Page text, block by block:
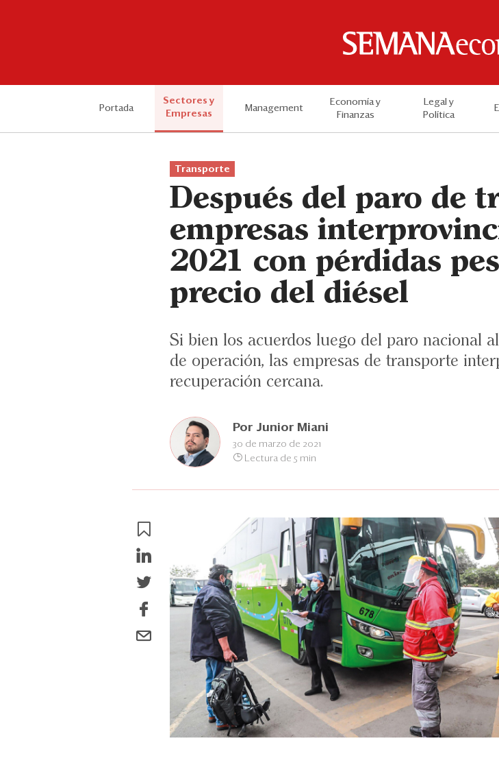
Portada
Sectores y
Empresas
Management
Economía y
Finanzas
Legal y
Política
Transporte
Después del paro de
empresas
2021 con pérdidas
precio del diésel
Si bien los acuerdos luego del paro nacional
de operación, las empresas de transporte
recuperación cercana.
Por Junior Miani
30 de marzo de 2021
Lectura de 5 min